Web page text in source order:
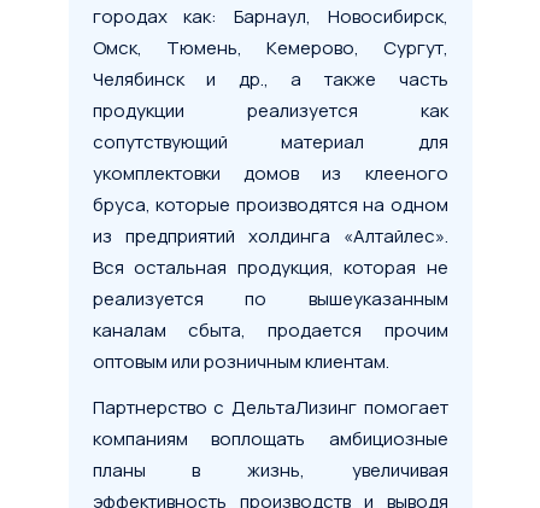
городах как: Барнаул, Новосибирск,
Омск, Тюмень, Кемерово, Сургут,
Челябинск и др., а также часть
продукции реализуется как
сопутствующий материал для
укомплектовки домов из клееного
бруса, которые производятся на одном
из предприятий холдинга «Алтайлес».
Вся остальная продукция, которая не
реализуется по вышеуказанным
каналам сбыта, продается прочим
оптовым или розничным клиентам.
Партнерство с ДельтаЛизинг помогает
компаниям воплощать амбициозные
планы в жизнь, увеличивая
эффективность производств и выводя
предмета лизинга
100 млн
лизинга
5 лет
взнос
Рассчитать лизинг